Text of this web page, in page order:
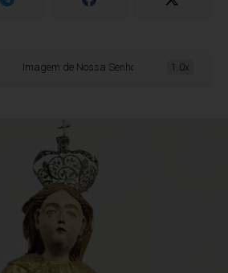
Imagem de Nossa Senhora do Carmo retorna
1.0x